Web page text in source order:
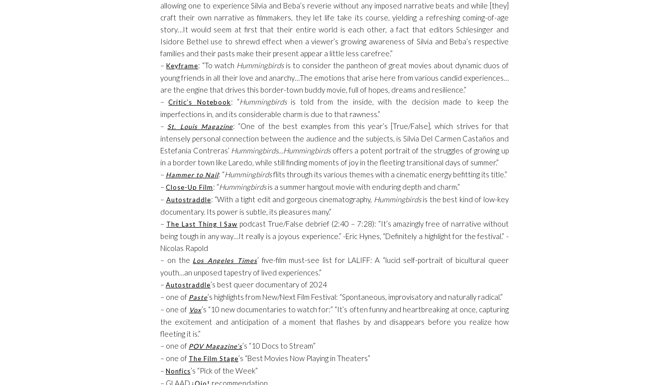
allowing one to experience Silvia and Beba’s reverie without any imposed narrative beats and while [they]
craft their own narrative as filmmakers, they let life take its course, yielding a refreshing coming-of-age
story…It would seem at first that their entire world is each other, a fact that editors Schlesinger and
Isidore Bethel use to shrewd effect when a viewer’s growing awareness of Silvia and Beba’s respective
families and their pasts make their present appear a little less carefree.”
– Keyframe: “To watch Hummingbirdsis to consider the pantheon of great movies about dynamic duos of
young friends in all their love and anarchy…The emotions that arise here from various candid experiences…
are the engine that drives this border-town buddy movie, full of hopes, dreams and resilience.”
–Critic’s Notebook: “Hummingbirdsis told from the inside, with the decision made to keep the
imperfections in, and its considerable charm is due to that rawness.”
–St. Louis Magazine: “One of the best examples from this year’s [True/False], which strives for that
intensely personal connection between the audience and the subjects, is Silvia Del Carmen Castaños and
Estefanía Contreras’ Hummingbirds…Hummingbirdsoffers a potent portrait of the struggles of growing up
in a border town like Laredo, while still finding moments of joy in the fleeting transitional days of summer.”
– Hammer to Nail: “Hummingbirdsflits through its various themes with a cinematic energy befitting its title.”
– Close-Up Film: “Hummingbirdsis a summer hangout movie with enduring depth and charm.”
– Autostraddle: “With a tight edit and gorgeous cinematography, Hummingbirdsis the best kind of low-key
documentary. Its power is subtle, its pleasures many.”
– The Last Thing I Saw podcast True/False debrief (2:40 – 7:28): “It’s amazingly free of narrative without
being tough in any way…It really is a joyous experience.” -Eric Hynes, “Definitely a highlight for the festival.” -
Nicolas Rapold
– on the Los Angeles Times’ five-film must-see list for LALIFF: A “lucid self-portrait of bicultural queer
youth…an unposed tapestry of lived experiences.”
– Autostraddle’s best queer documentary of 2024
– one of Paste’s highlights from New/Next Film Festival: “Spontaneous, improvisatory and naturally radical.”
– one of Vox’s “10 new documentaries to watch for:” “It’s often funny and heartbreaking at once, capturing
the excitement and anticipation of a moment that flashes by and disappears before you realize how
fleeting it is.”
– one of POV Magazine’s’s “10 Docs to Stream”
– one of The Film Stage’s “Best Movies Now Playing in Theaters”
– Nonfics’s “Pick of the Week”
– GLAAD ¡Ojo! recommendation